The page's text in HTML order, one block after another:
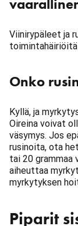
Viinirypäleet ja
toimintahäiriöitä
Onko
Kyllä, ja
Oireina voivat
väsymys. Jos
rusinoita, ota
tai 20 grammaa
aiheuttaa
myrkytyksen
Piparit